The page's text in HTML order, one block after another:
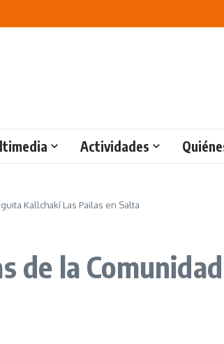
Actividades
Kallchakí Las Pailas en Salta
de la